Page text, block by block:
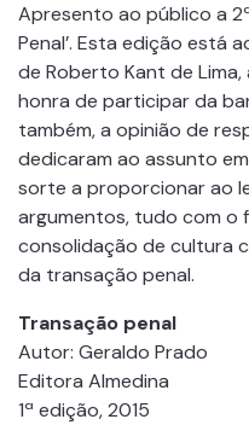
Apresento ao público a
Penal’. Esta edição está
de Roberto Kant de
honra de participar da
também, a opinião de
dedicaram ao assunto
sorte a proporcionar ao
argumentos, tudo com o
consolidação de cultura
da transação penal.
Transação penal
Autor: Geraldo Prado
Editora Almedina
1ª edição, 2015